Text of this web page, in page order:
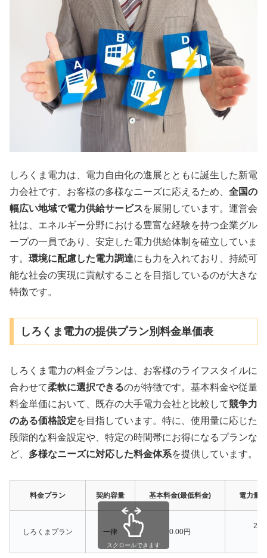
しろくま電力は、電力自由化の進展とともに誕生した新電
力会社です。お客様の多様なニーズに応えるため、 全国の
幅広い地域で電力供給サービスを展開しています。運営会
社は、エネルギー分野における豊富な経験を持つ企業グル
ープの一員であり、安定した電力供給体制を確立していま
す。 環境に配慮した電力調達にも力を入れており、持続可
能な社会の実現に貢献することを目指しているのが大きな
特徴です。
しろくま電力の提供プラン別料金単価表
しろくま電力の料金プランは、お客様のライフスタイルに
合わせて柔軟に選択できるのが特徴です。基本料金や従量
料金単価において、既存の大手電力会社と比較して競争力
のある価格設定を目指しています。特に、使用量に応じた
段階的な料金設定や、特定の時間帯にお得になるプランな
ど、 多様なニーズに対応した料金体系を提供しています。
料金プラン 契約容量 基本料金(最低料金) 電力量
しろくまプラン 一律 0.00円
スクロールできます